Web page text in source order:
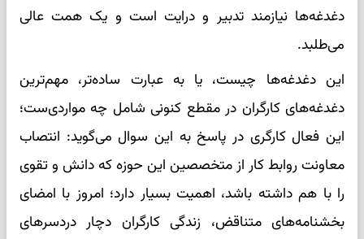
دغدغه‌ها نیازمند تدبیر و درایت است و یک همت عالی
می‌طلبد.
این دغدغه‌ها چیست، یا به عبارت ساده‌تر، مهم‌ترین
دغدغه‌های کارگران در مقطع کنونی شامل چه مواردی‌ست؛
این فعال کارگری در پاسخ به این سوال می‌گوید: انتصاب
معاونت روابط کار از متخصصین این حوزه که دانش و تقوی
را با هم داشته باشد، اهمیت بسیار دارد؛ امروز با امضای
بخشنامه‌های متناقض، زندگی کارگران دچار دردسرهای